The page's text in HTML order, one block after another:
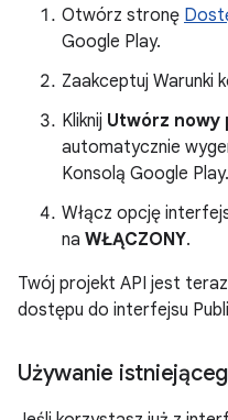
Otwórz stronę
Google Play.
Zaakceptuj Warunki
Kliknij Utwórz nowy
automatycznie
Konsolą Google Play.
Włącz opcję
na WŁĄCZONY.
Twój projekt API jest
dostępu do interfejsu
Używanie